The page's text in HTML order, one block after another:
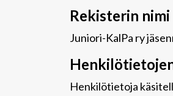
Rekisterin nimi
Juniori-KalPa ry
Henkilötietoja